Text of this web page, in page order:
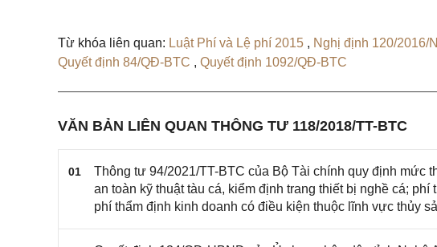
Từ khóa liên quan: Luật Phí và Lệ phí 2015 , Nghị định 120/2016/
Quyết định 84/QĐ-BTC , Quyết định 1092/QĐ-BTC
VĂN BẢN LIÊN QUAN THÔNG TƯ 118/2018/TT-BTC
01
Thông tư 94/2021/TT-BTC của Bộ Tài chính quy định mức
an toàn kỹ thuật tàu cá, kiểm định trang thiết bị nghề cá;
phí thẩm định kinh doanh có điều kiện thuộc lĩnh vực thủy